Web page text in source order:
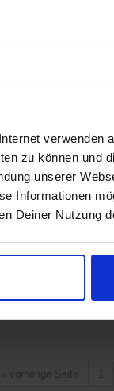
verwenden
zu können und
unserer
Informationen
Deiner Nutzung
A
€
von 190,50 € - 190,50 €
vorherige Seite 1